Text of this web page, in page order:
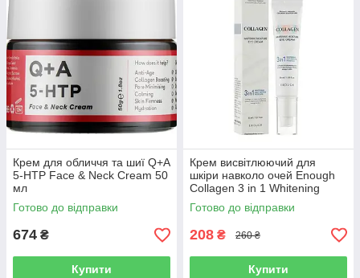
Крем для обличчя та шиї Q+A
5-HTP Face & Neck Cream 50
мл
Готово до відправки
674 ₴
Купити
Крем висвітлюючий для
шкіри навколо очей Enough
Collagen 3 in 1 Whitening
Moisture Eye Cream 30 мл
Готово до відправки
208 ₴ 260 ₴
Купити